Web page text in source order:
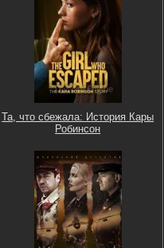
Та, что сбежала: История Кары
Робинсон